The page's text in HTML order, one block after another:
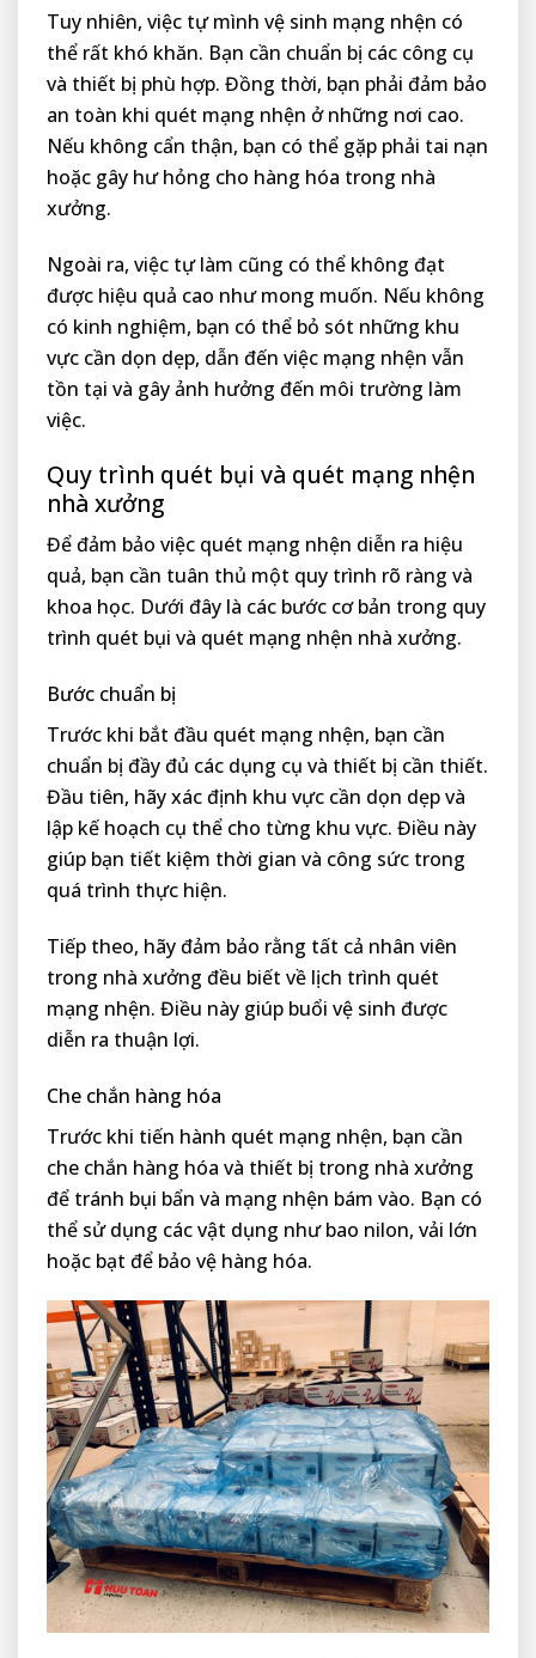
Tuy nhiên, việc tự mình vệ sinh mạng nhện có
thể rất khó khăn. Bạn cần chuẩn bị các công cụ
và thiết bị phù hợp. Đồng thời, bạn phải đảm bảo
an toàn khi quét mạng nhện ở những nơi cao.
Nếu không cẩn thận, bạn có thể gặp phải tai nạn
hoặc gây hư hỏng cho hàng hóa trong nhà
xưởng.
Ngoài ra, việc tự làm cũng có thể không đạt
được hiệu quả cao như mong muốn. Nếu không
có kinh nghiệm, bạn có thể bỏ sót những khu
vực cần dọn dẹp, dẫn đến việc mạng nhện vẫn
tồn tại và gây ảnh hưởng đến môi trường làm
việc.
Quy trình quét bụi và quét mạng nhện
nhà xưởng
Để đảm bảo việc quét mạng nhện diễn ra hiệu
quả, bạn cần tuân thủ một quy trình rõ ràng và
khoa học. Dưới đây là các bước cơ bản trong quy
trình quét bụi và quét mạng nhện nhà xưởng.
Bước chuẩn bị
Trước khi bắt đầu quét mạng nhện, bạn cần
chuẩn bị đầy đủ các dụng cụ và thiết bị cần thiết.
Đầu tiên, hãy xác định khu vực cần dọn dẹp và
lập kế hoạch cụ thể cho từng khu vực. Điều này
giúp bạn tiết kiệm thời gian và công sức trong
quá trình thực hiện.
Tiếp theo, hãy đảm bảo rằng tất cả nhân viên
trong nhà xưởng đều biết về lịch trình quét
mạng nhện. Điều này giúp buổi vệ sinh được
diễn ra thuận lợi.
Che chắn hàng hóa
Trước khi tiến hành quét mạng nhện, bạn cần
che chắn hàng hóa và thiết bị trong nhà xưởng
để tránh bụi bẩn và mạng nhện bám vào. Bạn có
thể sử dụng các vật dụng như bao nilon, vải lớn
hoặc bạt để bảo vệ hàng hóa.